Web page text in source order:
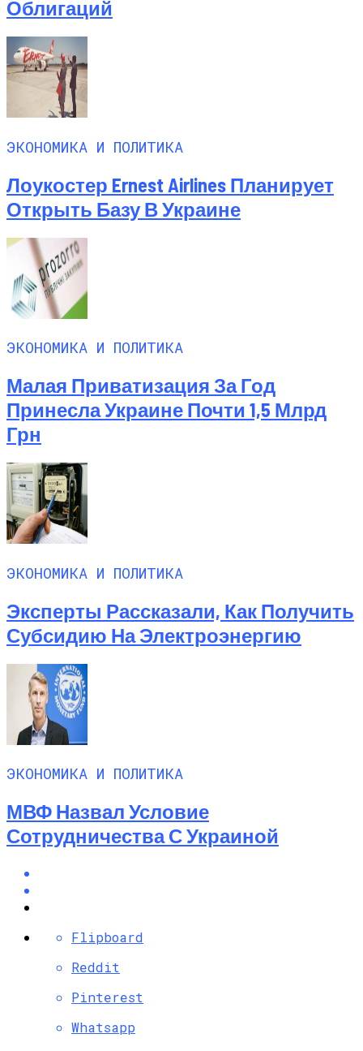
Облигаций
ЭКОНОМИКА И ПОЛИТИКА
Лоукостер Ernest Airlines Планирует
Открыть Базу В Украине
ЭКОНОМИКА И ПОЛИТИКА
Малая Приватизация За Год
Принесла Украине Почти 1,5 Млрд
Грн
ЭКОНОМИКА И ПОЛИТИКА
Эксперты Рассказали, Как Получить
Субсидию На Электроэнергию
ЭКОНОМИКА И ПОЛИТИКА
МВФ Назвал Условие
Сотрудничества С Украиной
Flipboard
Reddit
Pinterest
Whatsapp